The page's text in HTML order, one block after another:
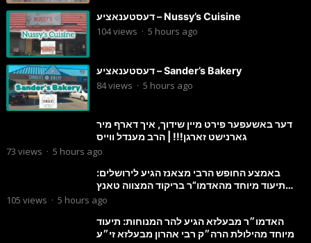
דעסטענאציע – Nussy’s Cuisine
104views · 5 hours ago
דעסטענאציע – Sander’s Bakery
84views · 5 hours ago
דער באשעפער פירט מיין שידוך, איך דארף מיר
גארנישט זארגן!!! | הרב מענדל ווייס
73 views · 5 hours ago
באמצע החופש הרבי מצאנז הגיע לירושלים:
תיעוד מיוחד מהאדמו”ר בריקוד המצווה טאנץ
בשמחת בית סטרפקוב
105 views · 5 hours ago
האדמו״ר מבעלזא הגיע להר המנוחות: תיעוד
מיוחד מהילולת הרה״ק רבי אהרון מבעלזא זי״ע